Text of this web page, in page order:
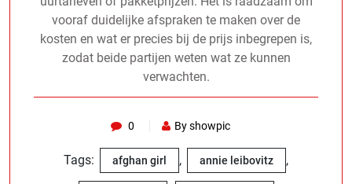
vooraf duidelijke afspraken te maken over de
kosten en wat er precies bij de prijs inbegrepen is,
zodat beide partijen weten wat ze kunnen
verwachten.
0 By showpic
Tags: afghan girl , annie leibovitz ,